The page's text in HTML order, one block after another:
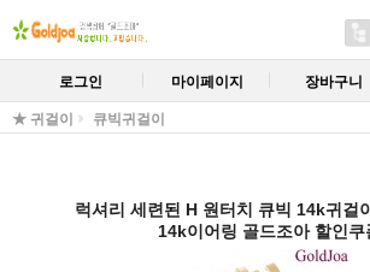
로그인 마이페이지 장바구니
★ 귀걸이 큐빅귀걸이
럭셔리 세련된 H 원터치 큐빅 14k귀걸
14k이어링 골드조아 할인쿠